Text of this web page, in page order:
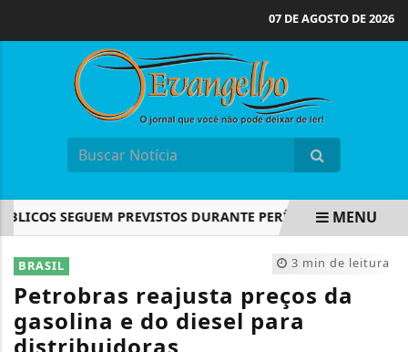
07 DE AGOSTO DE 2026
SEGUEM PREVISTOS DURANTE PERÍODO ELEITORAL
EM ALTA
MENU
3 min de leitura
BRASIL
Petrobras reajusta preços da
gasolina e do diesel para